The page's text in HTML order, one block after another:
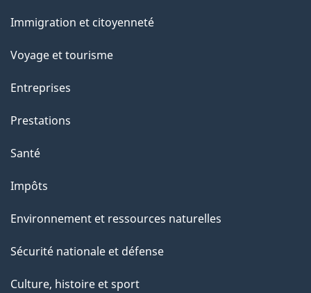
sujets
Immigration et citoyenneté
Voyage et tourisme
Entreprises
Prestations
Santé
Impôts
Environnement et ressources naturelles
Sécurité nationale et défense
Culture, histoire et sport